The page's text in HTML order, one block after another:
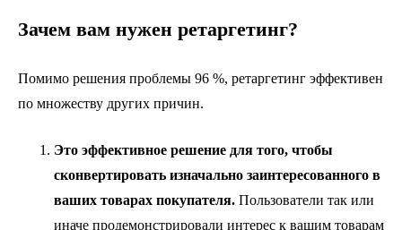
Зачем вам нужен ретаргетинг?
Помимо решения проблемы 96 %, ретаргетинг эффективен
по множеству других причин.
Это эффективное решение для того, чтобы
сконвертировать изначально заинтересованного в
ваших товарах покупателя. Пользователи так или
иначе продемонстрировали интерес к вашим товарам